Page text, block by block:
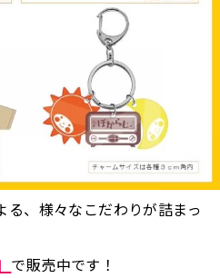
る、様々なこだわりが詰まっ
で販売中です！